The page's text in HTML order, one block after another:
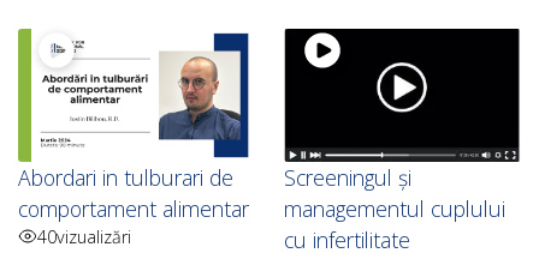
Abordari in tulburari de
comportament alimentar
40vizualizări
Screeningul și
managementul cuplului
cu infertilitate